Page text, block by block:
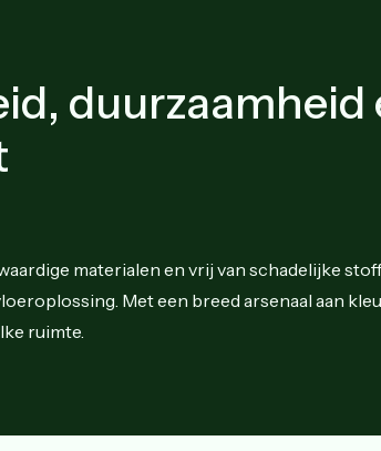
duurzaamheid
materialen en vrij van schadelijke
Met een breed arsenaal aan
ruimte.